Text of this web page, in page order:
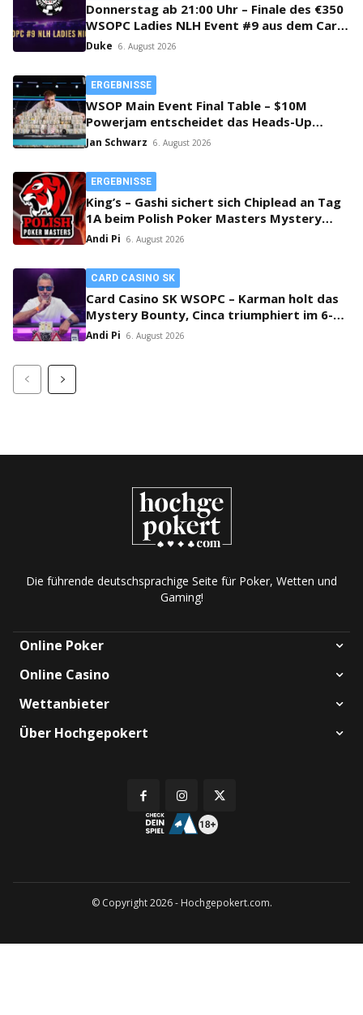
Donnerstag ab 21:00 Uhr – Finale des €350
WSOPC Ladies NLH Event #9 aus dem Card
Casino SK!
Duke 6. August 2026
ERGEBNISSE
WSOP Main Event Final Table – $10M
Powerjam entscheidet das Heads-Up
zwischen Jumalon und Saaskilahti!
Jan Schwarz 6. August 2026
ERGEBNISSE
King’s – Gashi sichert sich Chiplead an Tag
1A beim Polish Poker Masters Mystery
Bounty!
Andi Pi 6. August 2026
CARD CASINO SK
Card Casino SK WSOPC – Karman holt das
Mystery Bounty, Cinca triumphiert im 6-
Max!
Andi Pi 6. August 2026
Die führende deutschsprachige Seite für Poker, Wetten und
Gaming!
Online Poker
Online Casino
Wettanbieter
Über Hochgepokert
© Copyright 2026 - Hochgepokert.com.